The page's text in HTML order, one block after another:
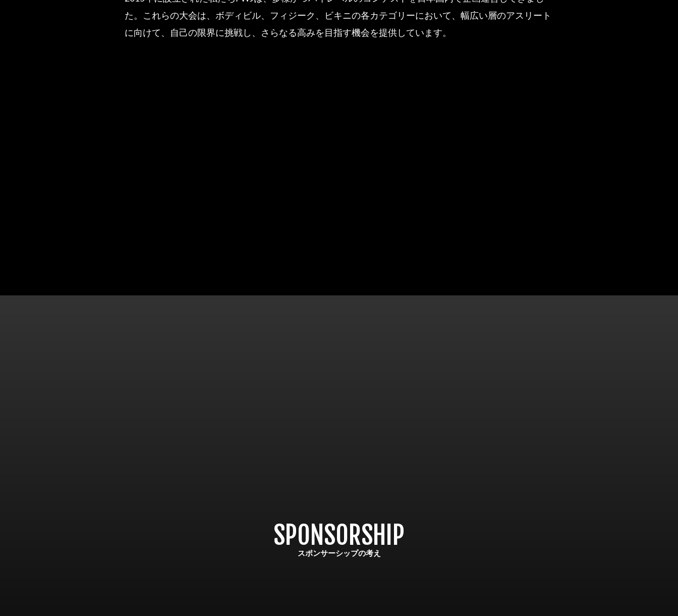
た。これらの大会は、ボディビル、フィジーク、ビキニの各カテゴリーにおいて、幅広い層のアスリート
に向けて、自己の限界に挑戦し、さらなる高みを目指す機会を提供しています。
SPONSORSHIP
スポンサーシップの考え